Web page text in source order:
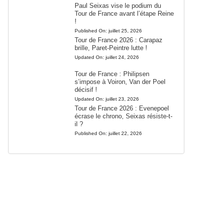
Paul Seixas vise le podium du
Tour de France avant l’étape Reine
!
Published On: juillet 25, 2026
Tour de France 2026 : Carapaz
brille, Paret-Peintre lutte !
Updated On: juillet 24, 2026
Tour de France : Philipsen
s’impose à Voiron, Van der Poel
décisif !
Updated On: juillet 23, 2026
Tour de France 2026 : Evenepoel
écrase le chrono, Seixas résiste-t-
il ?
Published On: juillet 22, 2026